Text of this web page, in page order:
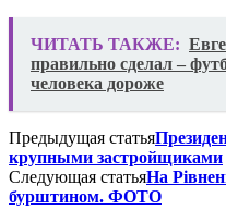
ЧИТАТЬ ТАКЖЕ:
правильно сделал –
человека дороже
Предыдущая статья
крупными застройщиками
Следующая статьяНа
бурштином. ФОТО